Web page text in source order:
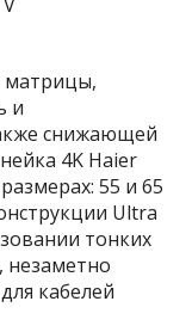
матрицы,
и
снижающей
4K Haier
55 и 65
Ultra
тонких
незаметно
кабелей